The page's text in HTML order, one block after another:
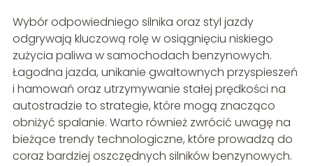
Wybór odpowiedniego silnika oraz styl jazdy
odgrywają kluczową rolę w osiągnięciu niskiego
zużycia paliwa w samochodach benzynowych.
Łagodna jazda, unikanie gwałtownych przyspieszeń
i hamowań oraz utrzymywanie stałej prędkości na
autostradzie to strategie, które mogą znacząco
obniżyć spalanie. Warto również zwrócić uwagę na
bieżące trendy technologiczne, które prowadzą do
coraz bardziej oszczędnych silników benzynowych.